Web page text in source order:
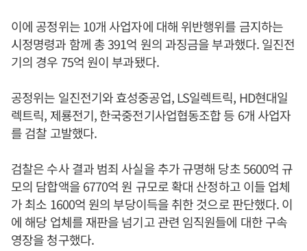
이에 공정위는 10개 사업자에 대해 위반행위를 금지하는
시정명령과 함께 총 391억 원의 과징금을 부과했다. 일진전
기의 경우 75억 원이 부과됐다.
공정위는 일진전기와 효성중공업, LS일렉트릭, HD현대일
렉트릭, 제룡전기, 한국중전기사업협동조합 등 6개 사업자
를 검찰 고발했다.
검찰은 수사 결과 범죄 사실을 추가 규명해 당초 5600억 규
모의 담합액을 6770억 원 규모로 확대 산정하고 이들 업체
가 최소 1600억 원의 부당이득을 취한 것으로 판단했다. 이
에 해당 업체를 재판을 넘기고 관련 임직원들에 대한 구속
영장을 청구했다.